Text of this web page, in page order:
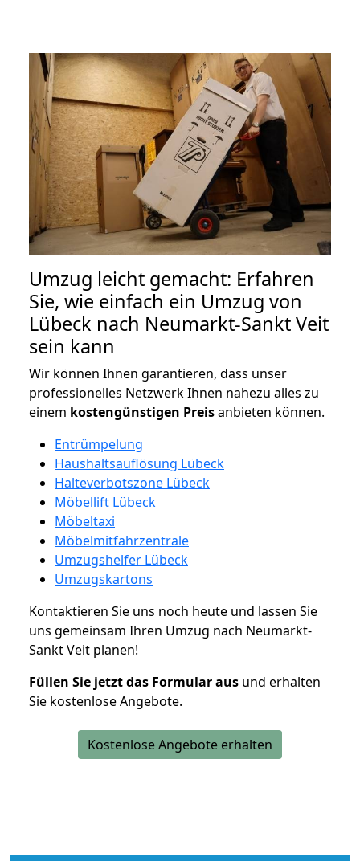
Umzug leicht gemacht: Erfahren
Sie, wie einfach ein Umzug von
Lübeck nach Neumarkt-Sankt Veit
sein kann
Wir können Ihnen garantieren, dass unser
professionelles Netzwerk Ihnen nahezu alles zu
einem kostengünstigen Preisanbieten können.
Entrümpelung
Haushaltsauflösung Lübeck
Halteverbotszone Lübeck
Möbellift Lübeck
Möbeltaxi
Möbelmitfahrzentrale
Umzugshelfer Lübeck
Umzugskartons
Kontaktieren Sie uns noch heute und lassen Sie
uns gemeinsam Ihren Umzug nach Neumarkt-
Sankt Veit planen!
Füllen Sie jetzt das Formular aus und erhalten
Sie kostenlose Angebote.
Kostenlose Angebote erhalten